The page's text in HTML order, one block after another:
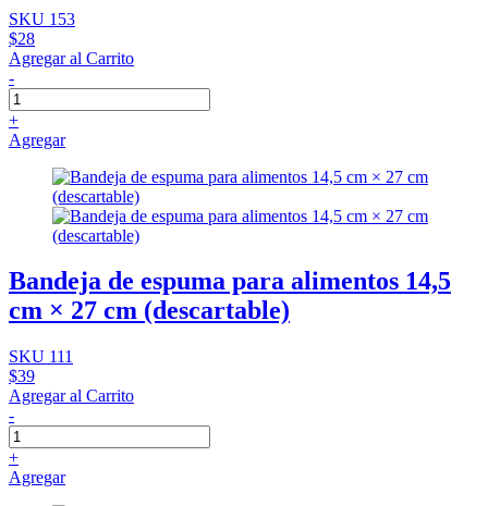
SKU 153
$28
Agregar al Carrito
-
+
Agregar
Bandeja de espuma para alimentos 14,5
cm × 27 cm (descartable)
SKU 111
$39
Agregar al Carrito
-
+
Agregar